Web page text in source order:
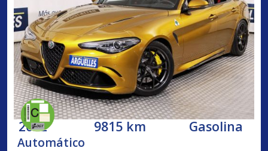
2022 9815 km Gasolina
Automático